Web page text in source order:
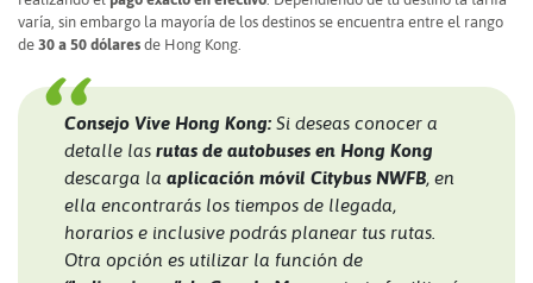
varía, sin embargo la mayoría de los destinos se encuentra entre el rango
de 30 a 50 dólares de Hong Kong.
Consejo Vive Hong Kong: Si deseas conocer a
detalle las rutas de autobuses en Hong Kong
descarga la aplicación móvil Citybus NWFB, en
ella encontrarás los tiempos de llegada,
horarios e inclusive podrás planear tus rutas.
Otra opción es utilizar la función de